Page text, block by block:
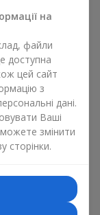
, як
щоб підняти
Хризантеми
— вони
на
файли
доступна
цей сайт
з
дані.
Ваші
можете змінити
сторінки.